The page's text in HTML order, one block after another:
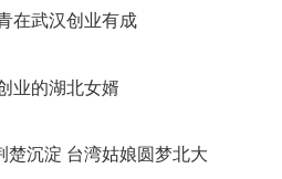
在武汉创业有成
业的湖北女婿
楚沉淀 台湾姑娘圆梦北大